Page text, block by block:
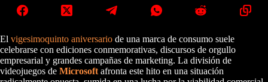
El vigesimoquinto aniversario de una marca de consumo suele
celebrarse con ediciones conmemorativas, discursos de orgullo
empresarial y grandes campañas de marketing. La división de
videojuegos de Microsoft afronta este hito en una situación